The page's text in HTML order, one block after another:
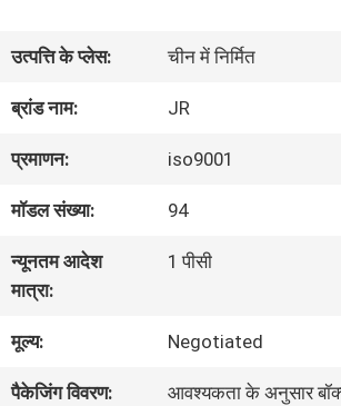
वीडियो
हमारे
बारे
कारखाना
भ्रमण
उत्पत्ति के प्लेस: चीन में निर्मित
ब्रांड नाम: JR
प्रमाणन: iso9001
मॉडल संख्या: 94
न्यूनतम आदेश
मात्रा:
1 पीसी
मूल्य: Negotiated
पैकेजिंग विवरण: आवश्यकता के अनुसार